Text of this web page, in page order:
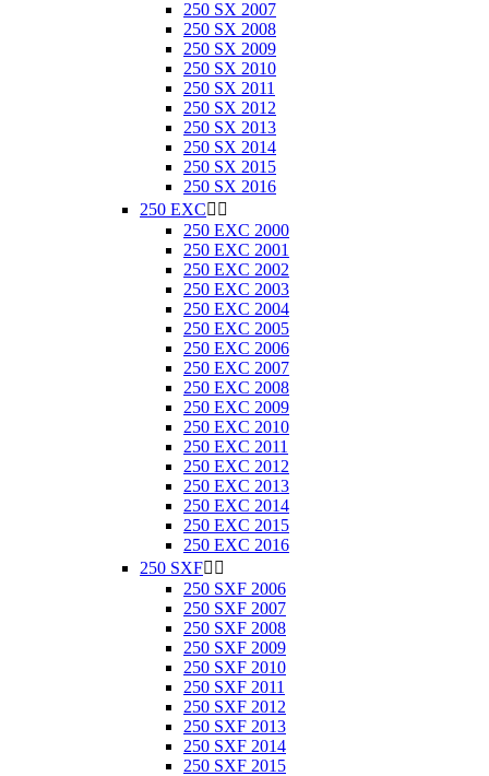
250 SX 2007
250 SX 2008
250 SX 2009
250 SX 2010
250 SX 2011
250 SX 2012
250 SX 2013
250 SX 2014
250 SX 2015
250 SX 2016
250 EXC 
250 EXC 2000
250 EXC 2001
250 EXC 2002
250 EXC 2003
250 EXC 2004
250 EXC 2005
250 EXC 2006
250 EXC 2007
250 EXC 2008
250 EXC 2009
250 EXC 2010
250 EXC 2011
250 EXC 2012
250 EXC 2013
250 EXC 2014
250 EXC 2015
250 EXC 2016
250 SXF 
250 SXF 2006
250 SXF 2007
250 SXF 2008
250 SXF 2009
250 SXF 2010
250 SXF 2011
250 SXF 2012
250 SXF 2013
250 SXF 2014
250 SXF 2015